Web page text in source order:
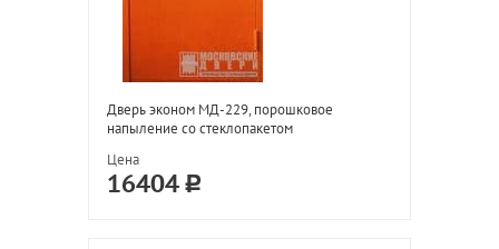
Дверь эконом МД-229, порошковое
напыление со стеклопакетом
Цена
16404